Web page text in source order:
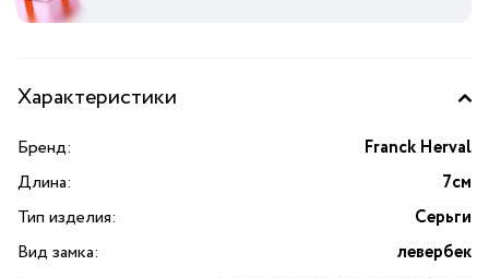
Характеристики
Бренд:
Franck Herval
Длина:
7см
Тип изделия:
Серьги
Вид замка:
левербек